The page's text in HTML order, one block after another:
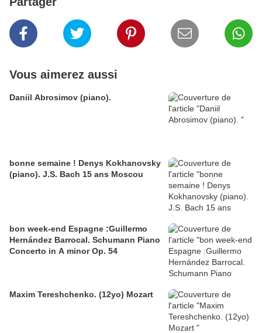
Vous aimerez aussi
Daniil Abrosimov (piano).
bonne semaine ! Denys Kokhanovsky
(piano). J.S. Bach 15 ans Moscou
bon week-end Espagne :Guillermo
Hernández Barrocal. Schumann Piano
Concerto in A minor Op. 54
Maxim Tereshchenko. (12yo) Mozart